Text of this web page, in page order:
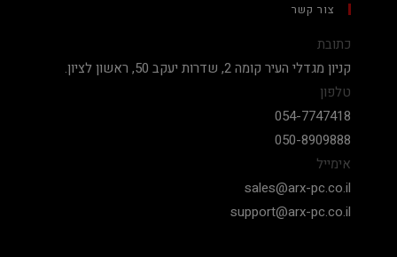
צור קשר
כתובת
קניון מגדלי העיר קומה 2, שדרות יעקב 50, ראשון לציון.
טלפון
054-7747418
050-8909888
אימייל
sales@arx-pc.co.il
support@arx-pc.co.il